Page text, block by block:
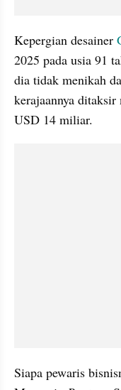
Kepergian desainer
2025 pada usia 91
dia tidak menikah
kerajaannya
USD 14 miliar.
Siapa pewaris